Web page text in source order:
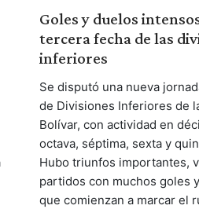
Goles y duelos
tercera fecha de las
inferiores
Se disputó una nueva
de Divisiones Inferiores de
Bolívar, con actividad en
octava, séptima, sexta y
Hubo triunfos importantes,
partidos con muchos goles
que comienzan a marcar el